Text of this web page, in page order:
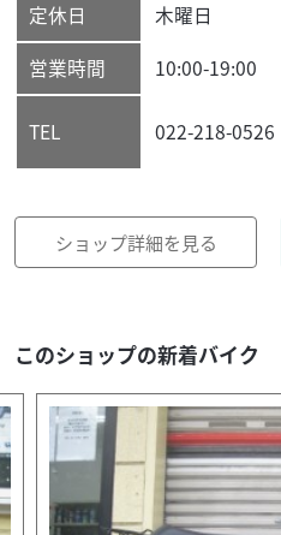
定休日
木曜日
営業時間
10:00-19:00
TEL 022-218-0526
ショップ詳細を見る
このショップの新着バイク